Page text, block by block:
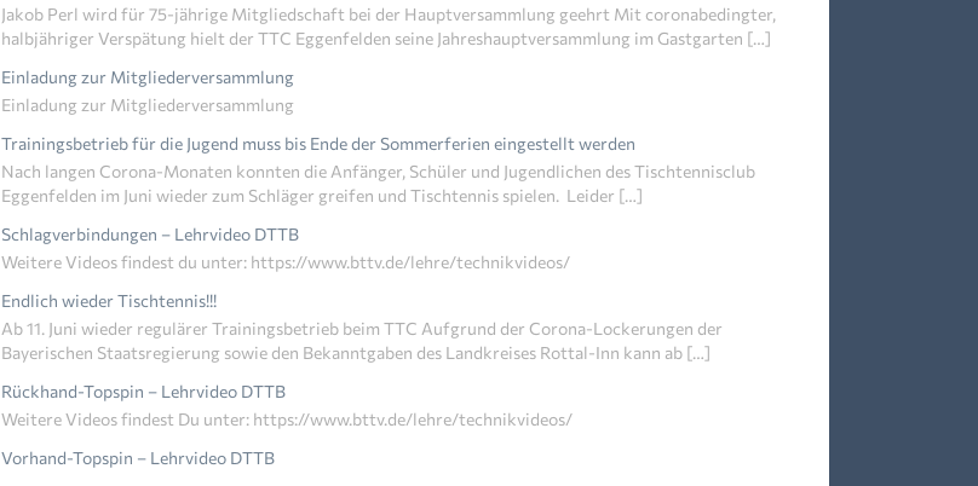
Jakob Perl wird für 75-jährige Mitgliedschaft bei der Hauptversammlung geehrt Mit coronabedingter,
halbjähriger Verspätung hielt der TTC Eggenfelden seine Jahreshauptversammlung im Gastgarten […]
Einladung zur Mitgliederversammlung
Einladung zur Mitgliederversammlung
Trainingsbetrieb für die Jugend muss bis Ende der Sommerferien eingestellt werden
Nach langen Corona-Monaten konnten die Anfänger, Schüler und Jugendlichen des Tischtennisclub
Eggenfelden im Juni wieder zum Schläger greifen und Tischtennis spielen. Leider […]
Schlagverbindungen – Lehrvideo DTTB
Weitere Videos findest du unter: https://www.bttv.de/lehre/technikvideos/
Endlich wieder Tischtennis!!!
Ab 11. Juni wieder regulärer Trainingsbetrieb beim TTC Aufgrund der Corona-Lockerungen der
Bayerischen Staatsregierung sowie den Bekanntgaben des Landkreises Rottal-Inn kann ab […]
Rückhand-Topspin – Lehrvideo DTTB
Weitere Videos findest Du unter: https://www.bttv.de/lehre/technikvideos/
Vorhand-Topspin – Lehrvideo DTTB